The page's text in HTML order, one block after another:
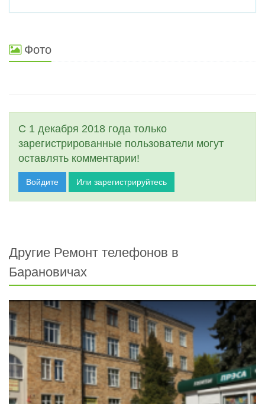
Фото
С 1 декабря 2018 года только
зарегистрированные пользователи могут
оставлять комментарии!
Войдите Или зарегистрируйтесь
Другие Ремонт телефонов в
Барановичах